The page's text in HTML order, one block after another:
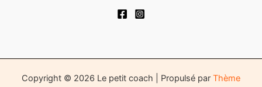
Copyright © 2026 Le petit coach | Propulsé par Thème